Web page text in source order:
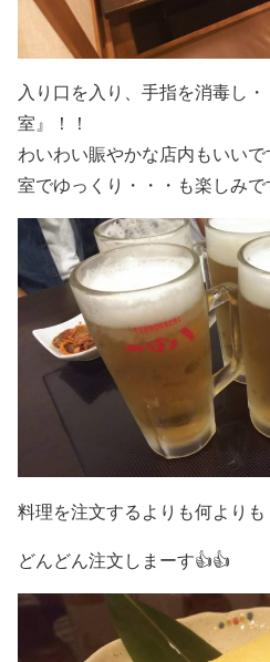
入り口を入り、手指を消毒し
室』！！
わいわい賑やかな店内もいい
室でゆっくり・・・も楽しみで
料理を注文するよりも何より
どんどん注文しまーす👍👍